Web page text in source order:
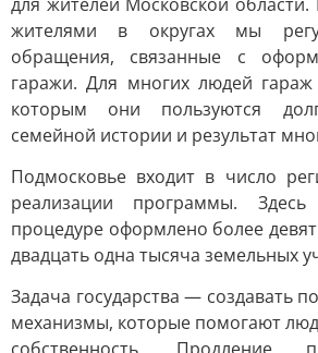
жителями в округах мы
обращения, связанные с
гаражи. Для многих людей
которым они пользуются
семейной истории и результат
Подмосковье входит в число
реализации программы.
процедуре оформлено более
двадцать одна тысяча земельных
Задача государства — создавать
механизмы, которые помогают